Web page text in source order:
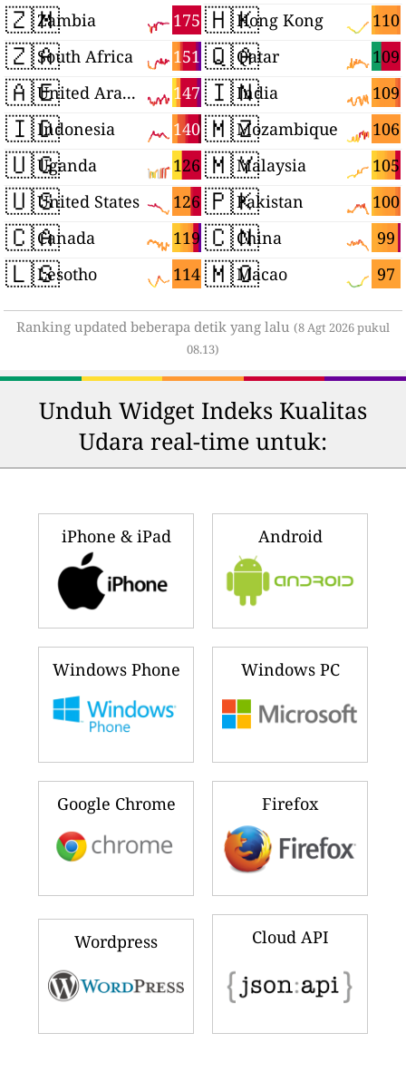
🇿🇲 175
Zambia
🇿🇦 151
South Africa
🇦🇪 147
United Arab Emirates
🇮🇩 140
Indonesia
🇺🇬 126
Uganda
🇺🇸 126
United States
🇨🇦 119
Canada
🇱🇸 114
Lesotho
🇭🇰 110
Hong Kong
🇶🇦 109
Qatar
🇮🇳 109
India
🇲🇿 106
Mozambique
🇲🇾 105
Malaysia
🇵🇰 100
Pakistan
🇨🇳 99
China
🇲🇴 97
Macao
Ranking updated beberapa detik yang lalu (8 Agt 2026 pukul
08.13)
Unduh Widget Indeks Kualitas
Udara real-time untuk:
iPhone & iPad Android
Windows Phone Windows PC
Google Chrome Firefox
Wordpress Cloud API